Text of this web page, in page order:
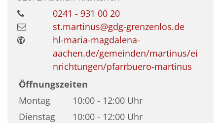
0241 - 931 00 20
st.martinus@gdg-grenzenlos.de
hl-maria-magdalena-
aachen.de/gemeinden/martinus/ei
nrichtungen/pfarrbuero-martinus
Öffnungszeiten
Montag
10:00 - 12:00 Uhr
Dienstag
10:00 - 12:00 Uhr